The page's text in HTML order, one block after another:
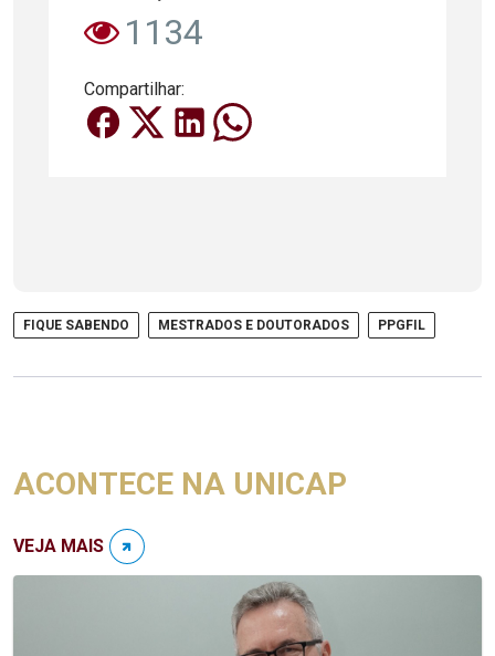
1134
Compartilhar:
FIQUE SABENDO MESTRADOS E DOUTORADOS PPGFIL
ACONTECE NA UNICAP
VEJA MAIS